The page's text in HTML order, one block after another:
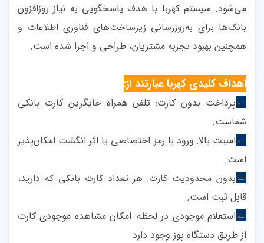
می‌شود. سیستم کهربا با هدف پاسخگویی به نیاز روزافزون
بانک‌ها برای به‌روزرسانی زیرساخت‌های فناوری اطلاعات و
همچنین بهبود تجربه مشتریان، طراحی و اجرا شده است.
اهداف کلیدی کهربا عبارتند از:
← پرداخت بدون کارت: تلفن همراه جایگزین کارت بانکی
شماست.
← امنیت بالا: ورود با رمز اختصاصی یا اثر انگشت امکان‌پذیر
است.
← بدون محدودیت کارت: هر تعداد کارت بانکی که دارید،
قابل ثبت است.
← استعلام موجودی در لحظه: امکان مشاهده موجودی کارت
از طریق دستگاه پوز وجود دارد.